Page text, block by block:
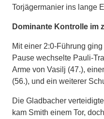
Torjägermanier ins lange
Dominante Kontrolle im
Mit einer 2:0-Führung
Pause wechselte Pauli-
Arme von Vasilj (47.),
(56.), und ein weiterer
Die Gladbacher
kam Smith einem Tor,